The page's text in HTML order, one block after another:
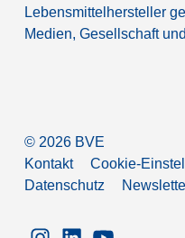
Lebensmittelhersteller
Medien, Gesellschaft
© 2026BVE
Kontakt
Cookie-
Datenschutz